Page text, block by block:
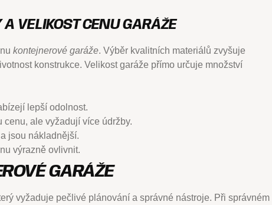
VELIKOST CENU GARÁŽE
kontejnerové garáže. Výběr kvalitních materiálů zvyšuje
konstrukce. Velikost garáže přímo určuje množství
lepší odolnost.
cenu, ale vyžadují více údržby.
jsou nákladnější.
výrazně ovlivnit.
GARÁŽE
vyžaduje pečlivé plánování a správné nástroje. Při správném